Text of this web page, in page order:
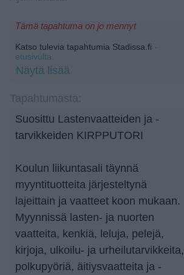
Tämä tapahtuma on jo mennyt
Katso tulevia tapahtumia Stadissa.fi -
etusivulta.
Näytä lisää
Suosittu Lastenvaatteiden ja -
tarvikkeiden KIRPPUTORI
Koulun liikuntasali täynnä
myyntituotteita järjesteltynä
lajeittain ja vaatteet koon mukaan.
Myynnissä lasten- ja nuorten
vaatteita, kenkiä, leluja, pelejä,
kirjoja, ulkoilu- ja urheilutarvikkeita,
polkupyöriä, äitiysvaatteita ja -